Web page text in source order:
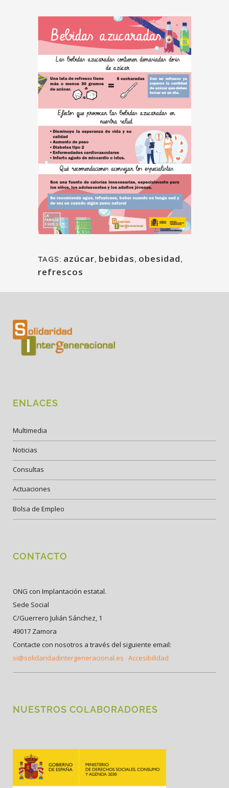
TAGS: azúcar, bebidas, obesidad,
refrescos
ENLACES
Multimedia
Noticias
Consultas
Actuaciones
Bolsa de Empleo
CONTACTO
ONG con Implantación estatal.
Sede Social
C/Guerrero Julián Sánchez, 1
49017 Zamora
Contacte con nosotros a través del siguiente email:
si@solidaridadintergeneracional.es Accesibilidad
NUESTROS COLABORADORES